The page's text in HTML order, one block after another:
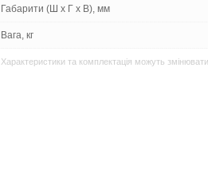
Габарити (Ш х Г х В), мм
Вага, кг
Характеристики та комплектація можуть